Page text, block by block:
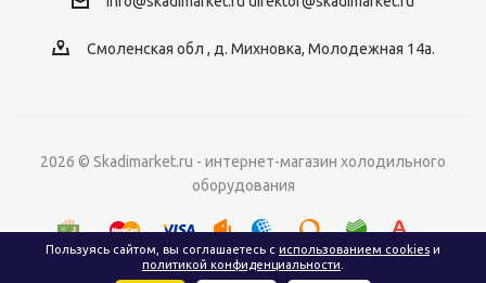
Пользуясь сайтом, вы соглашаетесь с использованием cookies и
политикой конфиденциальности
Смоленская обл , д. Михновка, Молодежная 14а.
2026 © Skadimarket.ru - интернет-магазин холодильного
оборудования